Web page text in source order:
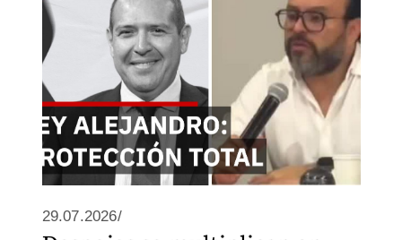
29.07.2026/